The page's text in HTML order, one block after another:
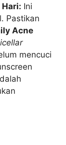
Ini
Pastikan
Acne
mencuci